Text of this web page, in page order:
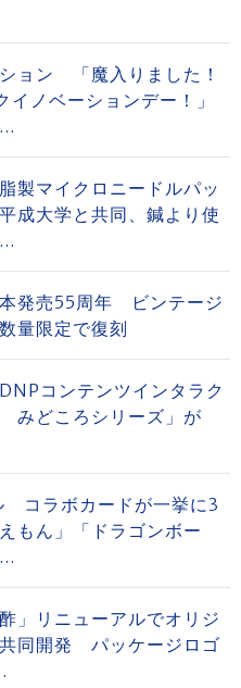
ョン 「魔入りました！
イノベーションデー！」
製マイクロニードルパッ
成大学と共同、鍼より使
本発売55周年 ビンテージ
量限定で復刻
コンテンツインタラク
みどころシリーズ」が
コラボカードが一挙に3
もん」「ドラゴンボー
」リニューアルでオリジ
同開発 パッケージロゴ